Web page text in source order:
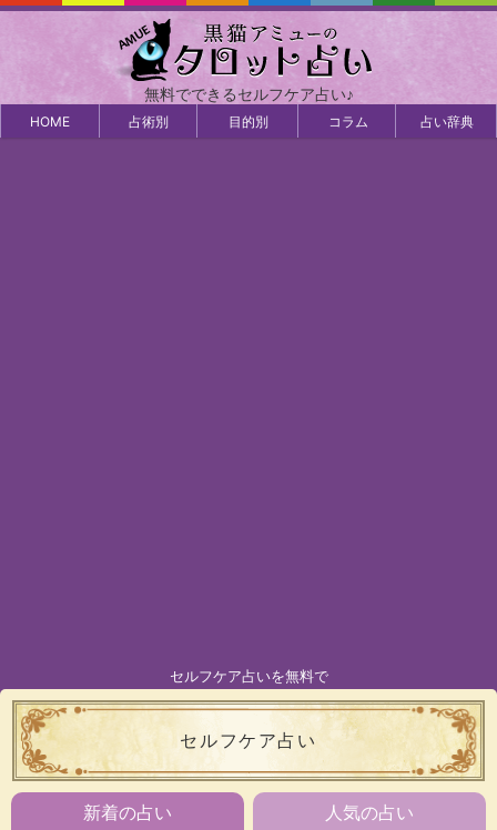
無料でできるセルフケア占い♪
HOME 占術別 目的別 コラム 占い辞典
セルフケア占いを無料で
セルフケア占い
新着の占い 人気の占い